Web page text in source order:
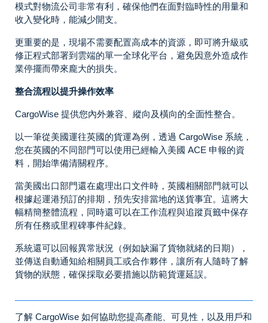
模式對物流公司非常有利，確保他們在面對臨時性的用量和
收入變化時，能減少開支。
更重要的是，現場不需要配置高成本的資源，即可將升級或
修正程式部署到雲端的單一全球化平台，避免因意外造成作
業停擺而帶來龐大的損失。
整合流程以提升操作效率
CargoWise 提供您內外兼容、縱向及橫向的全面性整合。
以一筆從美國運往英國的貨運為例，透過 CargoWise 系統，
您在英國的不同部門可以使用已經輸入美國 ACE 申報的資
料，開始準備清關程序。
當美國出口部門還在處理出口文件時，英國相關部門就可以
根據起運港預訂的排期，預先安排當地的送貨事宜。這將大
幅精簡整體流程，同時還可以在工作流程與追蹤頁籤中保存
所有任務或里程碑事件紀錄。
系統還可以回報異常狀況（例如缺漏了貨物就緒的日期），
並傳送自動通知給相關員工或合作夥伴，讓所有人隨時了解
貨物的狀態，確保採取必要措施以防範貨運延誤。
了解 CargoWise 如何協助您提高產能、可見性，以及用戶和